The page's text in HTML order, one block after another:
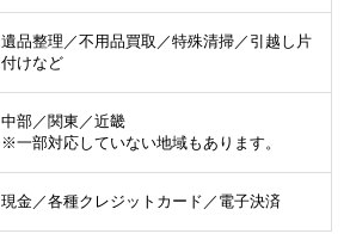
遺品整理／不用品買取／特殊清掃／引越し片
付けなど
中部／関東／近畿
※一部対応していない地域もあります。
現金／各種クレジットカード／電子決済